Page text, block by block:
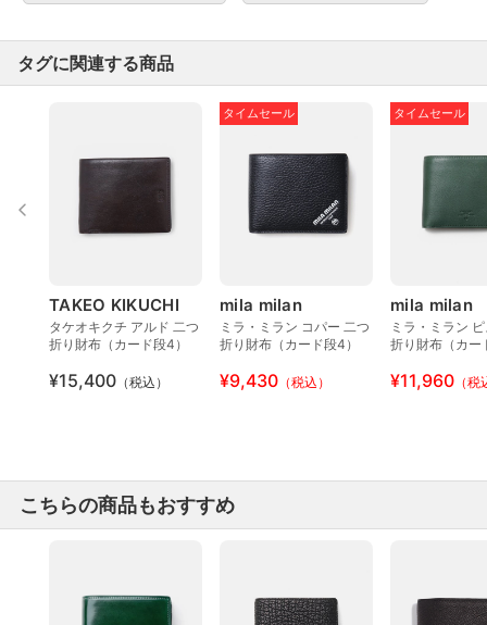
タグに関連する商品
TAKEO KIKUCHI
タケオキクチ アルド 二つ
折り財布（カード段4）
¥15,400 （税込）
タイムセール
mila milan
ミラ・ミラン コパー 二つ
折り財布（カード段4）
¥9,430 （税込）
タイムセール
mila milan
ミラ・ミラン
折り財布（カー
¥11,960 （
こちらの商品もおすすめ